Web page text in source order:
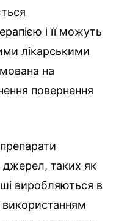
і її можуть
лікарськими
на
повернення
таких як
виробляються в
використанням